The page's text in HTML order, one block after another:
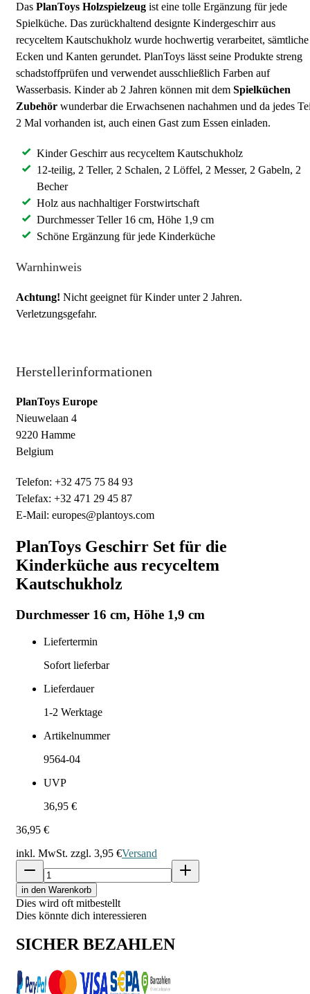
Das PlanToys Holzspielzeug ist eine tolle Ergänzung für jede
Spielküche. Das zurückhaltend designte Kindergeschirr aus
recyceltem Kautschukholz wurde hochwertig verarbeitet, sämtliche
Ecken und Kanten gerundet. PlanToys lässt seine Produkte streng
schadstoffprüfen und verwendet ausschließlich Farben auf
Wasserbasis. Kinder ab 2 Jahren können mit dem Spielküchen
Zubehör wunderbar die Erwachsenen nachahmen und da jedes
2 Mal vorhanden ist, auch einen Gast zum Essen einladen.
Kinder Geschirr aus recyceltem Kautschukholz
12-teilig, 2 Teller, 2 Schalen, 2 Löffel, 2 Messer, 2 Gabeln, 2
Becher
Holz aus nachhaltiger Forstwirtschaft
Durchmesser Teller 16 cm, Höhe 1,9 cm
Schöne Ergänzung für jede Kinderküche
Warnhinweis
Achtung! Nicht geeignet für Kinder unter 2 Jahren.
Verletzungsgefahr.
Herstellerinformationen
PlanToys Europe
Nieuwelaan 4
9220 Hamme
Belgium
Telefon: +32 475 75 84 93
Telefax: +32 471 29 45 87
E-Mail: europes@plantoys.com
PlanToys Geschirr Set für die
Kinderküche aus recyceltem
Kautschukholz
Durchmesser 16 cm, Höhe 1,9 cm
Liefertermin
Sofort lieferbar
Lieferdauer
1-2 Werktage
Artikelnummer
9564-04
UVP
36,95 €
36,95 €
inkl. MwSt. zzgl. 3,95 €Versand
in den Warenkorb
Dies wird oft mitbestellt
Dies könnte dich interessieren
SICHER BEZAHLEN